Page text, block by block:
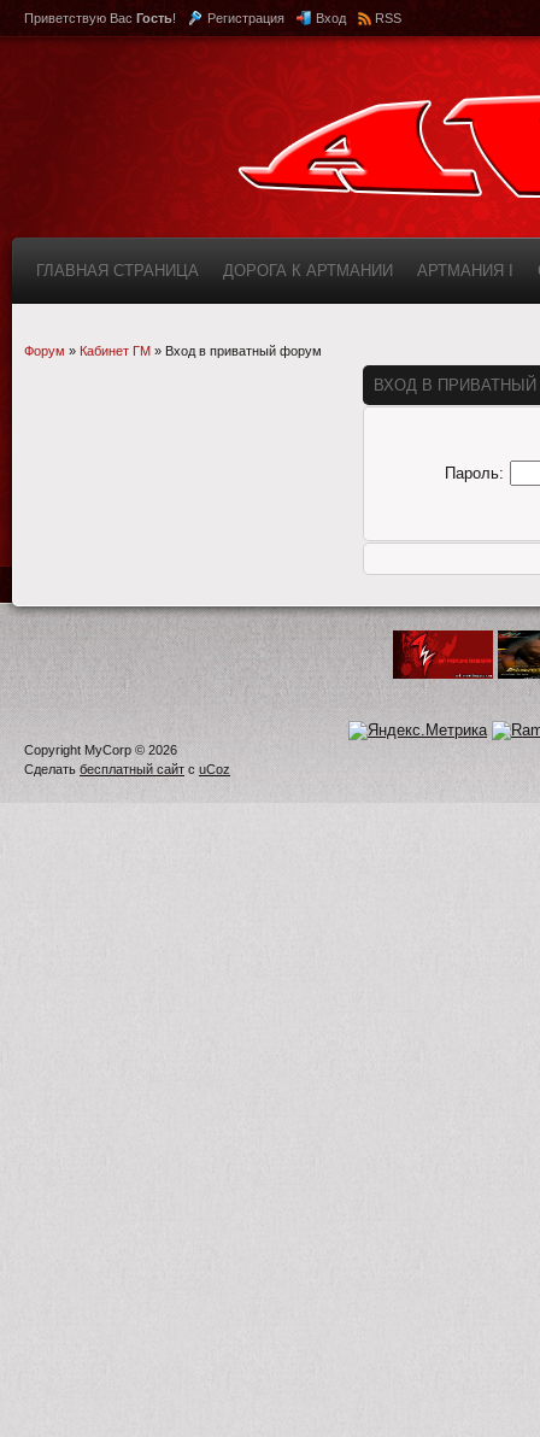
Приветствую Вас Гость! Регистрация Вход RSS
ГЛАВНАЯ СТРАНИЦА ДОРОГА К АРТМАНИИ АРТМАНИЯ I
Форум » Кабинет ГМ » Вход в приватный форум
ВХОД В
Пароль:
Copyright MyCorp © 2026
Сделать бесплатный сайт с uCoz